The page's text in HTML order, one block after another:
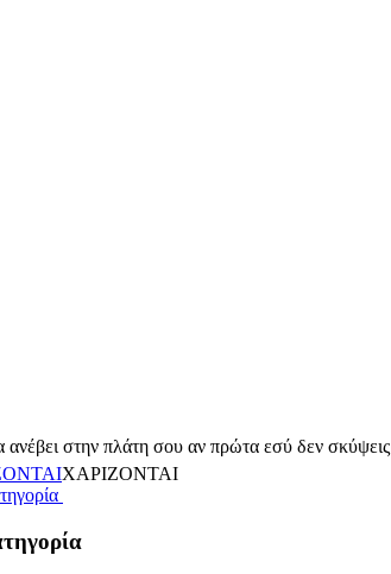
ανέβει στην πλάτη σου αν πρώτα εσύ δεν σκύψεις
ΧΑΡΙΖΟΝΤΑΙ